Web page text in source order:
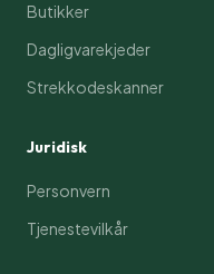
Butikker
Dagligvarekjeder
Strekkodeskanner
Juridisk
Personvern
Tjenestevilkår